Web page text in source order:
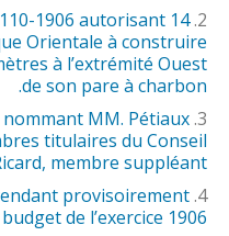
1906 autorisant 14
Orientale à construire
à l’extrémité Ouest
de son pare à charbon.
MM. Pétiaux
titulaires du Conseil
membre suppléant.
provisoirement
de l’exercice 1906.